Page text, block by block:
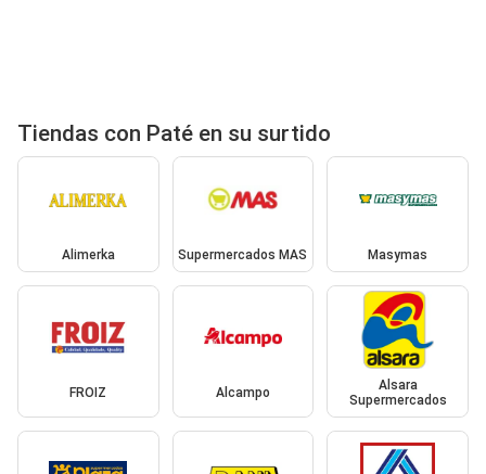
Tiendas con Paté en su surtido
Alimerka Supermercados MAS Masymas
FROIZ Alcampo
Alsara
Supermercados